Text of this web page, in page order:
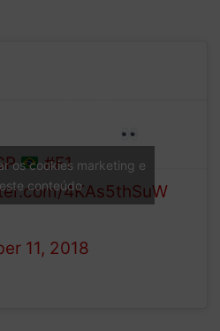
#F1
4KAs5thSuW
11, 2018
os cookies marketing e
conteúdo